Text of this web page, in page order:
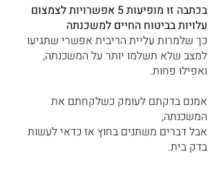
בכתבה זו מופיעות 5 אפשרויות לצמצום
עלויות בביטוח החיים למשכנתה
כך שלמרות עליית הריבית אפשרי שתגיעו
למצב שלא תשלמו יותר על המשכנתה,
ואפילו פחות.
אמנם בדקתם לעומק כשלקחתם את
המשכנתה,
אבל דברים משתנים בחוץ אז כדאי לעשות
בדק בית.